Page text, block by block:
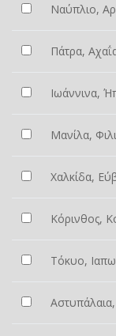
Ναύπλιο,
Πάτρα,
Ιωάννινα,
Μανίλα,
Χαλκίδα,
Κόρινθος,
Τόκυο,